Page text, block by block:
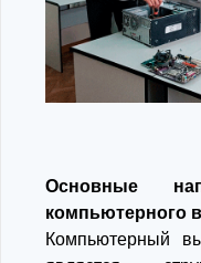
Основные
компьютерного
Компьютерный